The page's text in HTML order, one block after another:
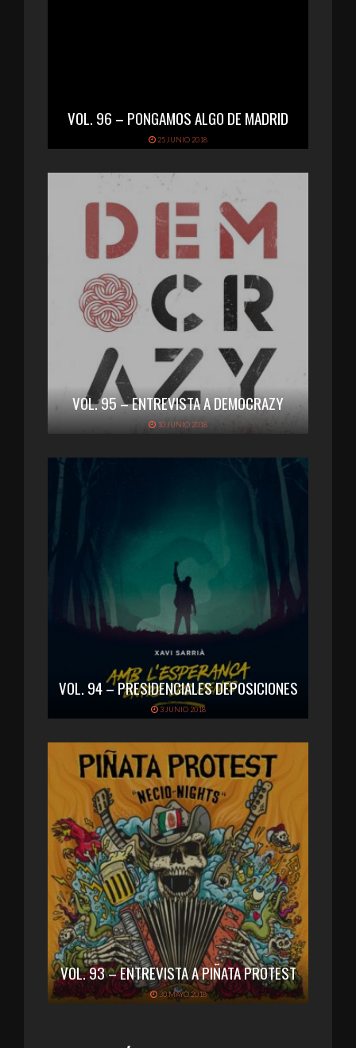
VOL. 96 – PONGAMOS ALGO DE MADRID
25 JUNIO 2018
VOL. 95 – ENTREVISTA A DEMOCRAZY
10 JUNIO 2018
VOL. 94 – PRESIDENCIALES DEPOSICIONES
3 JUNIO 2018
VOL. 93 – ENTREVISTA A PIÑATA PROTEST
30 MAYO 2018